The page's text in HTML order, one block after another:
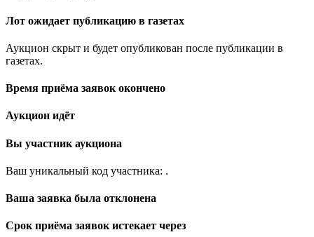
Лот ожидает публикацию в газетах
Аукцион скрыт и будет опубликован после публикации в
газетах.
Время приёма заявок окончено
Аукцион идёт
Вы участник аукциона
Ваш уникальный код участника: .
Ваша заявка была отклонена
Срок приёма заявок истекает через